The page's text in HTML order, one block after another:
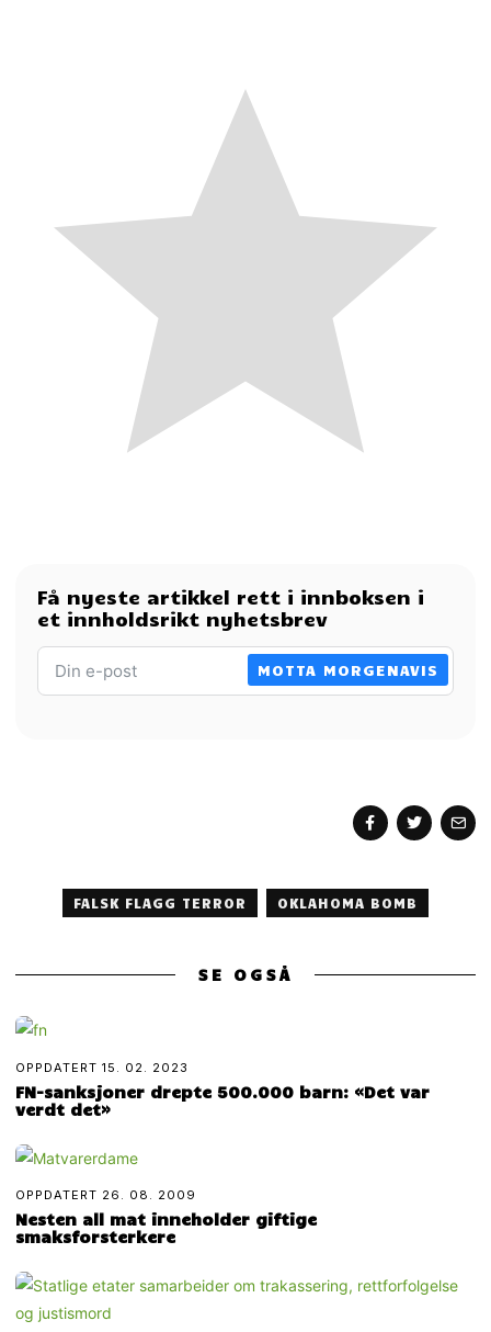
Få nyeste artikkel rett i innboksen i
et innholdsrikt nyhetsbrev
MOTTA MORGENAVIS
FALSK FLAGG TERROR OKLAHOMA BOMB
SE OGSÅ
OPPDATERT15. 02. 2023
FN-sanksjoner drepte 500.000 barn: «Det var
verdt det»
OPPDATERT 26. 08. 2009
Nesten all mat inneholder giftige
smaksforsterkere